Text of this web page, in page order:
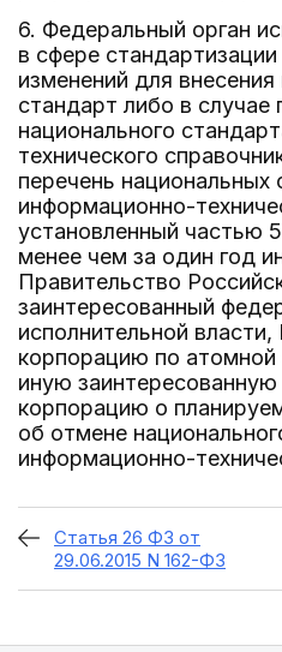
6. Федеральный орган
в сфере
изменений для
стандарт либо в
национального
технического
перечень национальных
информационно-
установленный частью
менее чем за один год
Правительство
заинтересованный
исполнительной
корпорацию по
иную
корпорацию о
об отмене
информационно-
Статья 26 ФЗ от
29.06.2015 N 162-ФЗ